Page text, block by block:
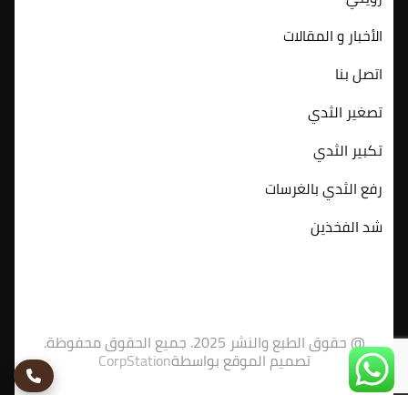
الأخبار و المقالات
اتصل بنا
تصغير الثدي
تكبير الثدي
رفع الثدي بالغرسات
شد الفخذين
@ حقوق الطبع والنشر 2025. جميع الحقوق محفوظة.
تصميم الموقع بواسطةCorpStation